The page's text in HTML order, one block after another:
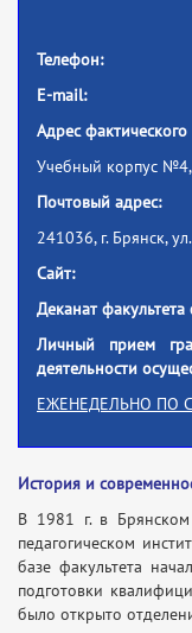
Телефон:
E-mail:
Адрес
Учебный корпус
Почтовый адрес:
241036, г. Брянск,
Сайт:
Деканат
Личный прием
деятельности
ЕЖЕНЕДЕЛЬНО ПО
История и
В 1981 г. в Брянском
педагогическом
базе факультета
подготовки
было открыто